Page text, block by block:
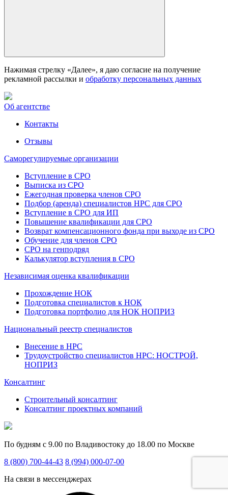
Нажимая стрелку «Далее», я даю согласие на получение
рекламной рассылки и обработку персональных данных
Об агентстве
Контакты
Отзывы
Саморегулируемые организации
Вступление в СРО
Выписка из СРО
Ежегодная проверка членов СРО
Подбор (аренда) специалистов НРС для СРО
Вступление в СРО для ИП
Повышение квалификации для СРО
Возврат компенсационного фонда при выходе из СРО
Обучение для членов СРО
СРО на генподряд
Калькулятор вступления в СРО
Независимая оценка квалификации
Прохождение НОК
Подготовка специалистов к НОК
Подготовка портфолио для НОК НОПРИЗ
Национальный реестр специалистов
Внесение в НРС
Трудоустройство специалистов НРС: НОСТРОЙ,
НОПРИЗ
Консалтинг
Строительный консалтинг
Консалтинг проектных компаний
По будням с 9.00 по Владивостоку до 18.00 по Москве
8 (800) 700-44-43 8 (994) 000-07-00
На связи в мессенджерах